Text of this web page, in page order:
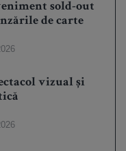
sold-out
de carte
vizual și